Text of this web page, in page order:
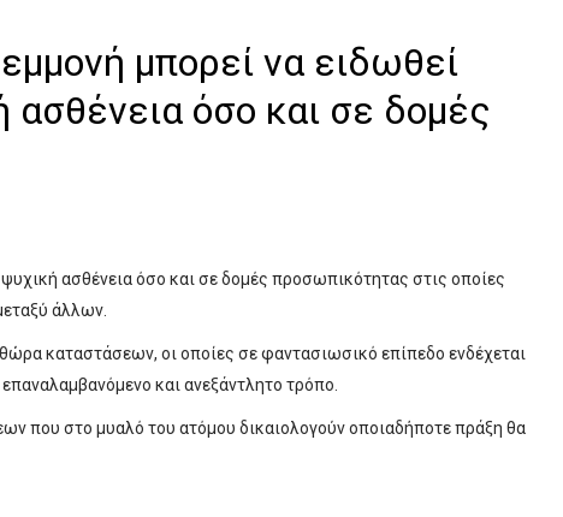
μπορεί να ειδωθεί
ασθένεια όσο και σε δομές
ασθένεια όσο και σε δομές προσωπικότητας στις οποίες
άλλων.
καταστάσεων, οι οποίες σε φαντασιωσικό επίπεδο ενδέχεται
και ανεξάντλητο τρόπο.
που στο μυαλό του ατόμου δικαιολογούν οποιαδήποτε πράξη θα